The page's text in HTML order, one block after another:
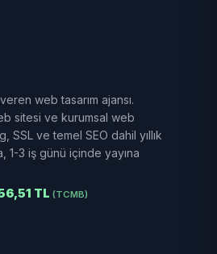
web tasarım ajansı.
sitesi ve kurumsal web
SSL ve temel SEO dahil yıllık
1-3 iş günü içinde yayına
TL (TCMB)